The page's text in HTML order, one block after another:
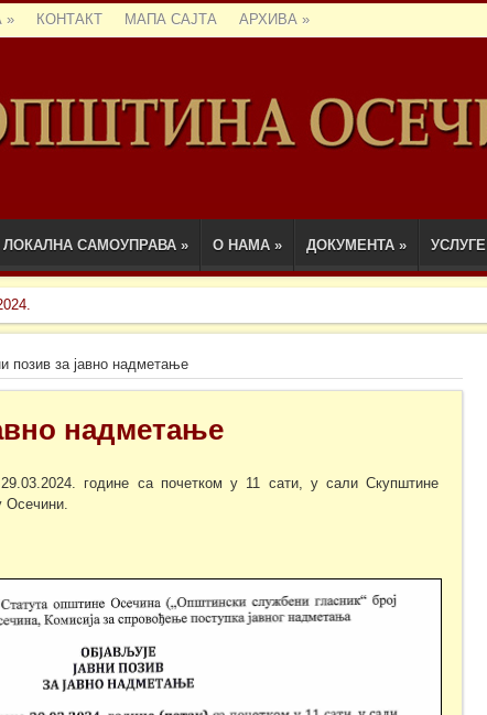
» КОНТАКТ МАПА САЈТА АРХИВА »
ЛОКАЛНА САМОУПРАВА » О НАМА » ДОКУМЕНТА » УСЛУГЕ
позив за јавно надметање
надметање
године са почетком у 11 сати, у сали Скупштине
Осечини.